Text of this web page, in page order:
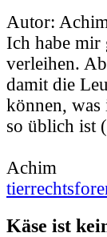
Autor:
Ich habe mir
verleihen.
damit die
können,
so üblich ist
Achim
Käse ist